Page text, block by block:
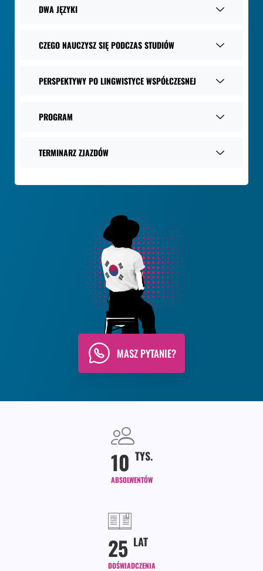
DWA JĘZYKI
CZEGO NAUCZYSZ SIĘ PODCZAS STUDIÓW
PERSPEKTYWY PO LINGWISTYCE WSPÓŁCZESNEJ
PROGRAM
TERMINARZ ZJAZDÓW
MASZ PYTANIE?
10 TYS.
ABSOLWENTÓW
25 LAT
DOŚWIADCZENIA